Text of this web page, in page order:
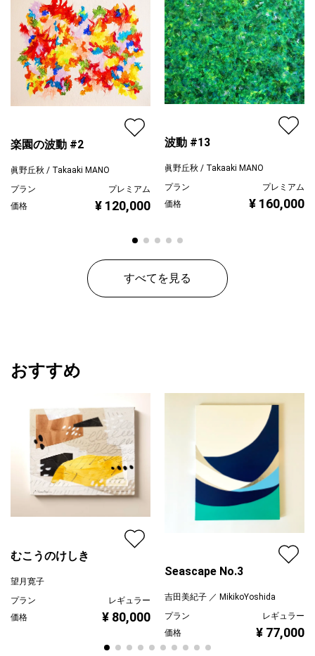
ジャンル
抽象画
配送目安
二週間以内
楽園の波動 #2
眞野丘秋 / Takaaki MANO
プラン
プレミアム
価格
¥ 120,000
波動 #13
眞野丘秋 / Takaaki MANO
プラン
プレミアム
価格
¥ 160,000
すべてを見る
おすすめ
むこうのけしき
望月寛子
プラン
レギュラー
価格
¥ 80,000
Seascape No.3
吉田美紀子 ／ MikikoYoshida
プラン
レギュラー
価格
¥ 77,000